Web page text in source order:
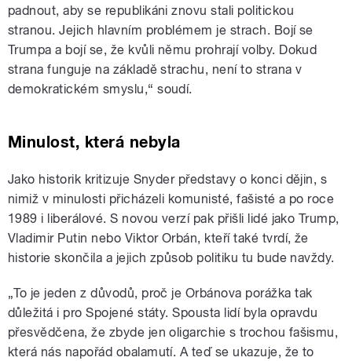
padnout, aby se republikáni znovu stali politickou
stranou. Jejich hlavním problémem je strach. Bojí se
Trumpa a bojí se, že kvůli němu prohrají volby. Dokud
strana funguje na základě strachu, není to strana v
demokratickém smyslu,“ soudí.
Minulost, která nebyla
Jako historik kritizuje Snyder představy o konci dějin, s
nimiž v minulosti přicházeli komunisté, fašisté a po roce
1989 i liberálové. S novou verzí pak přišli lidé jako Trump,
Vladimir Putin nebo Viktor Orbán, kteří také tvrdí, že
historie skončila a jejich způsob politiku tu bude navždy.
„To je jeden z důvodů, proč je Orbánova porážka tak
důležitá i pro Spojené státy. Spousta lidí byla opravdu
přesvědčena, že zbyde jen oligarchie s trochou fašismu,
která nás napořád obalamutí. A teď se ukazuje, že to